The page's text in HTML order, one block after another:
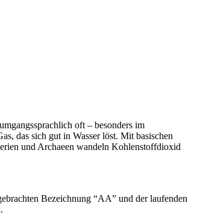
oft – besonders im
das sich gut in Wasser löst. Mit basischen
und Archaeen wandeln Kohlenstoffdioxid
Bezeichnung “AA” und der laufenden